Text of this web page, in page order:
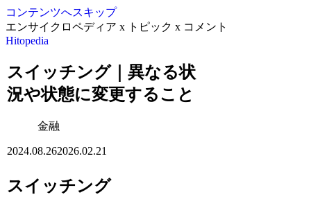
コンテンツへスキップ
エンサイクロペディア x トピック x コメント
Hitopedia
スイッチング｜異なる状
況や状態に変更すること
金融
2024.08.262026.02.21
スイッチング